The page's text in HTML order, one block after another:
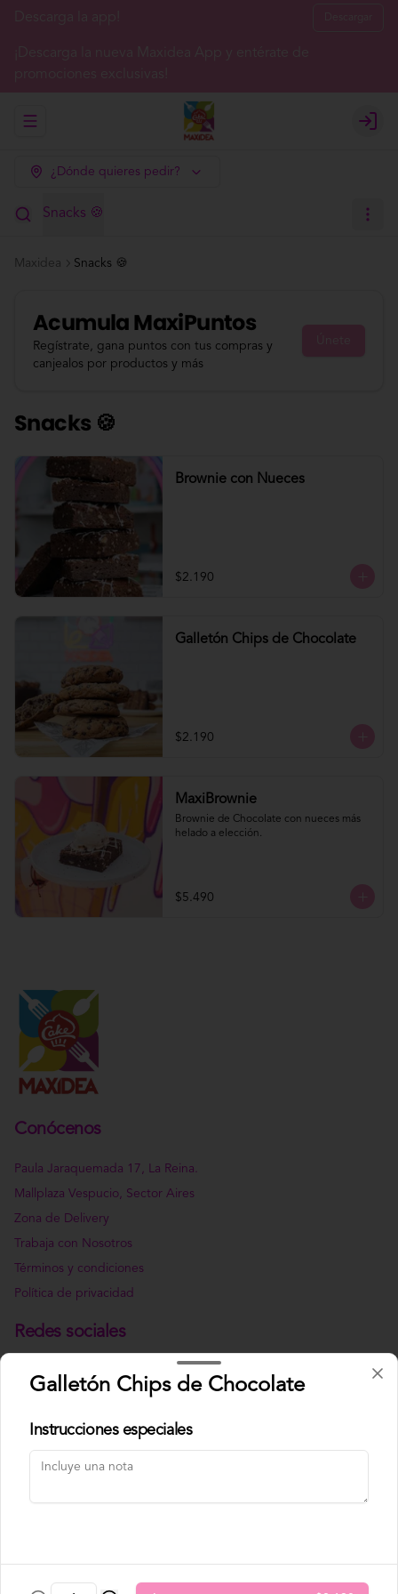
Abrir menu de navegación Login
¿Dónde quieres pedir?
Snacks 🍪
Maxidea Snacks 🍪
AcumulaMaxiPuntos
Regístrate, gana puntos con tus compras y
canjealos por productos y más
Snacks 🍪
Brownie con Nueces
$2.190
Galletón Chips de Chocolate
$2.190
MaxiBrownie
Brownie de Chocolate con nueces más
helado a elección.
$5.490
Conócenos
Paula Jaraquemada 17, La Reina.
Mallplaza Vespucio, Sector Aires
Zona de Delivery
Trabaja con Nosotros
Términos y condiciones
Política de privacidad
Redes sociales
Instagram
Iniciar sesión
Galletón Chips de Chocolate
Instrucciones especiales